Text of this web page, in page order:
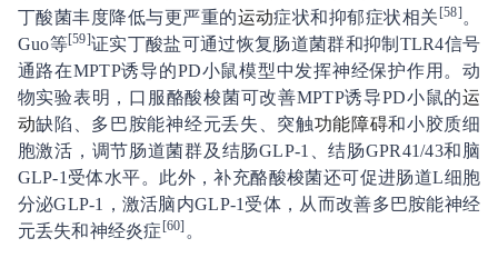
丁酸菌丰度降低与更严重的运动症状和抑郁症状相关 [58] 。
Guo等[59]证实丁酸盐可通过恢复肠道菌群和抑制TLR4信号
通路在MPTP诱导的PD小鼠模型中发挥神经保护作用。动
物实验表明，口服酪酸梭菌可改善MPTP诱导PD小鼠的运
动缺陷、多巴胺能神经元丢失、突触功能障碍和小胶质细
胞激活，调节肠道菌群及结肠GLP-1、结肠GPR41/43和脑
GLP-1受体水平。此外，补充酪酸梭菌还可促进肠道L细胞
分泌GLP-1，激活脑内GLP-1受体，从而改善多巴胺能神经
元丢失和神经炎症 [60] 。